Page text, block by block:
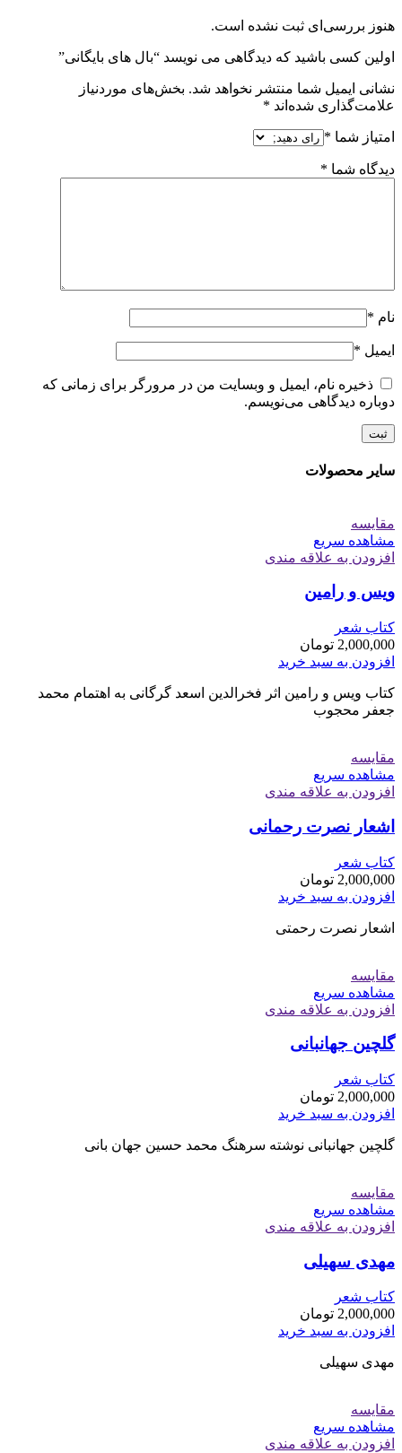
هنوز بررسی‌ای ثبت نشده است.
اولین کسی باشید که دیدگاهی می نویسد “بال های بایگانی”
نشانی ایمیل شما منتشر نخواهد شد. بخش‌های موردنیاز
علامت‌گذاری شده‌اند *
امتیاز شما *
دیدگاه شما *
نام *
ایمیل *
ذخیره نام، ایمیل و وبسایت من در مرورگر برای زمانی که
دوباره دیدگاهی می‌نویسم.
سایر محصولات
مقایسه
مشاهده سریع
افزودن به علاقه مندی
ویس و رامین
کتاب شعر
2,000,000 تومان
افزودن به سبد خرید
کتاب ویس و رامین اثر فخرالدین اسعد گرگانی به اهتمام محمد
جعفر محجوب
مقایسه
مشاهده سریع
افزودن به علاقه مندی
اشعار نصرت رحمانی
کتاب شعر
2,000,000 تومان
افزودن به سبد خرید
اشعار نصرت رحمتی
مقایسه
مشاهده سریع
افزودن به علاقه مندی
گلچین جهانبانی
کتاب شعر
2,000,000 تومان
افزودن به سبد خرید
گلچین جهانبانی نوشته سرهنگ محمد حسین جهان بانی
مقایسه
مشاهده سریع
افزودن به علاقه مندی
مهدی سهیلی
کتاب شعر
2,000,000 تومان
افزودن به سبد خرید
مهدی سهیلی
مقایسه
مشاهده سریع
افزودن به علاقه مندی